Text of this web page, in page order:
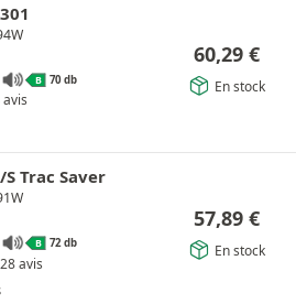
B 70 db
60,29 €
En stock
Trac Saver
B 72 db
avis
57,89 €
En stock